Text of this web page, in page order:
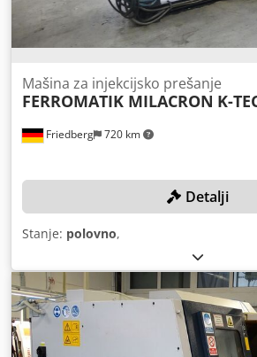
Friedberg 720 km
Mašina za injekcijsko prešanje
FERROMATIK MILACRON K-
Detalji
Stanje: polovno,